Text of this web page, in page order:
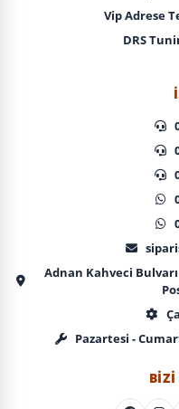
Vip Adrese
DRS
Adnan Kahveci
Pazartesi -
BIZI